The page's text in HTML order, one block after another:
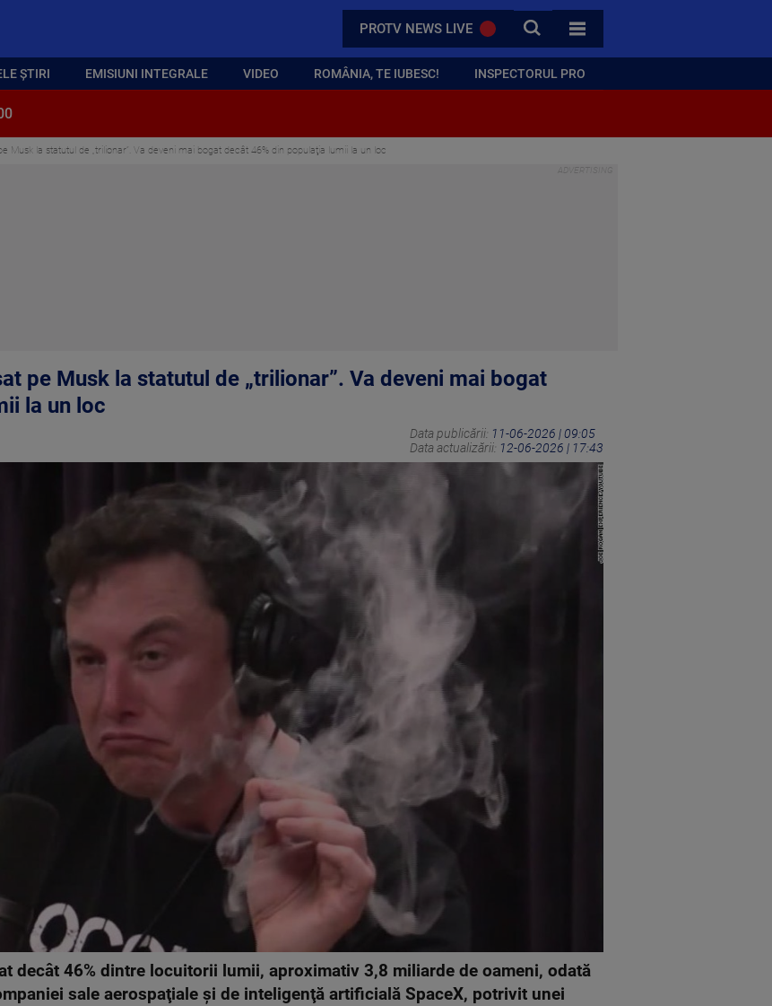
PROTV NEWS LIVE CAUTA
TOATE CATEGORIILE
ȘTIRI EMISIUNI INTEGRALE VIDEO ROMÂNIA, TE IUBESC! INSPECTORUL PRO
Musk la statutul de „trilionar”. Va deveni mai bogat decât 46% din populaţia lumii la un loc
pe Musk la statutul de „trilionar”. Va deveni mai bogat
la un loc
Data publicării: 11-06-2026 | 09:05
Data actualizării: 12-06-2026 | 17:43
decât 46% dintre locuitorii lumii, aproximativ 3,8 miliarde de oameni, odată
sale aerospaţiale şi de inteligenţă artificială SpaceX, potrivit unei